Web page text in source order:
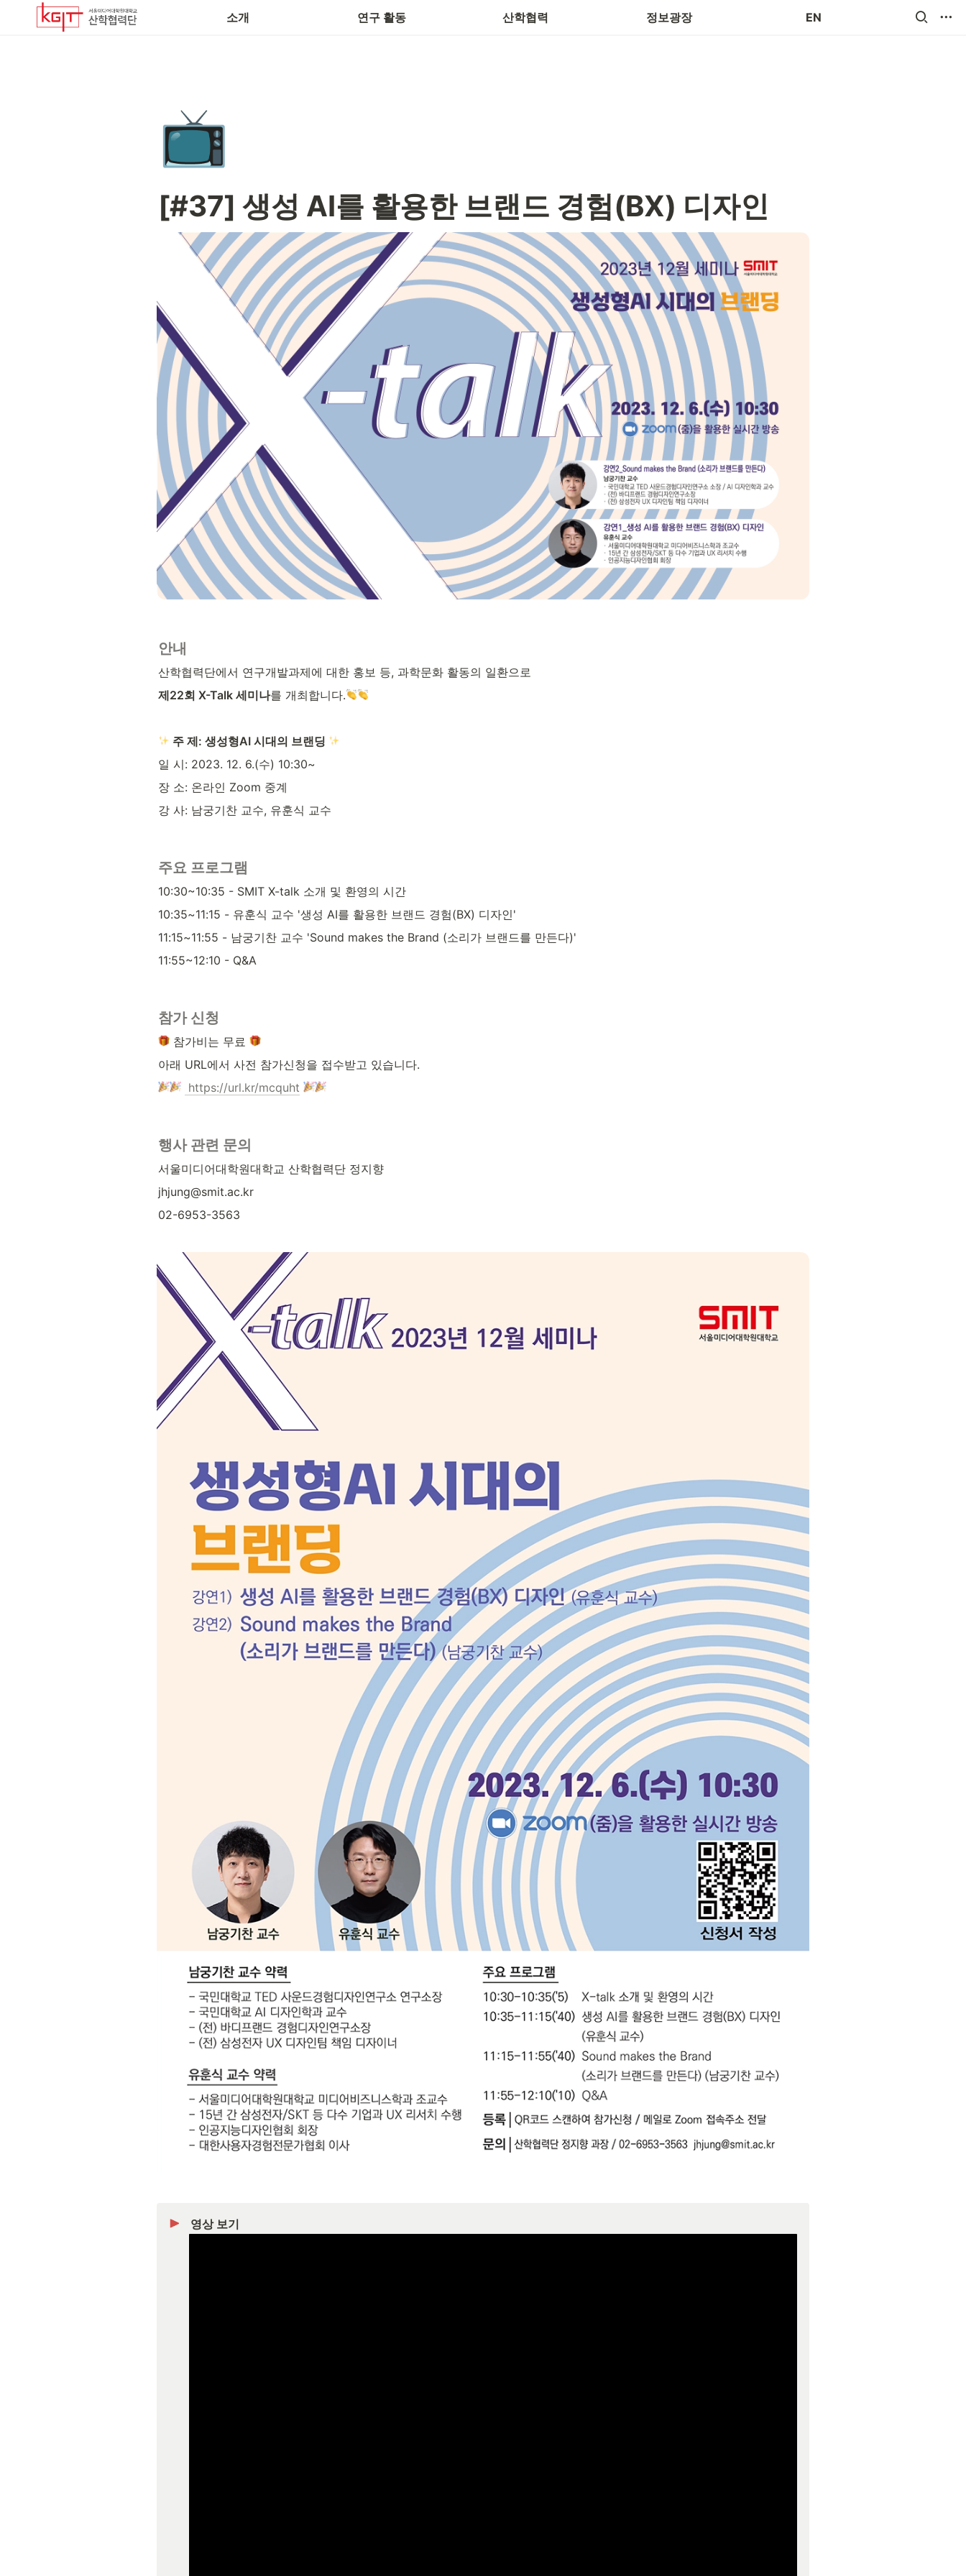
소개 연구 활동 산학협력 정보광장 EN
학생연구자 고충·상담창구 현장애로사항 접수
📺
[#37] 생성 AI를 활용한 브랜드 경험(BX) 디자인
안내
산학협력단에서 연구개발과제에 대한 홍보 등, 과학문화 활동의 일환으로
제22회 X-Talk 세미나를 개최합니다.
주 제: 생성형AI 시대의 브랜딩
일 시: 2023. 12. 6.(수) 10:30~
장 소: 온라인 Zoom 중계
강 사: 남궁기찬 교수, 유훈식 교수
주요 프로그램
10:30~10:35 - SMIT X-talk 소개 및 환영의 시간
10:35~11:15 - 유훈식 교수 '생성 AI를 활용한 브랜드 경험(BX) 디자인'
11:15~11:55 - 남궁기찬 교수 'Sound makes the Brand (소리가 브랜드를 만든다)'
11:55~12:10 - Q&A
참가 신청
참가비는 무료
아래 URL에서 사전 참가신청을 접수받고 있습니다.
https://url.kr/mcquht
행사 관련 문의
서울미디어대학원대학교 산학협력단 정지향
jhjung@smit.ac.kr
02-6953-3563
영상 보기